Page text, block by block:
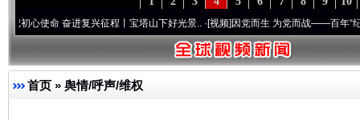
奋进复兴征程丨宝塔山下好光景..·[视频]因党而生 为党而战——百年“纪”事⑧加强
首页 » 舆情/呼声/维权